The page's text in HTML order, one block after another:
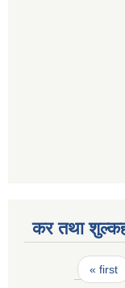
कर तथा
Pages« first